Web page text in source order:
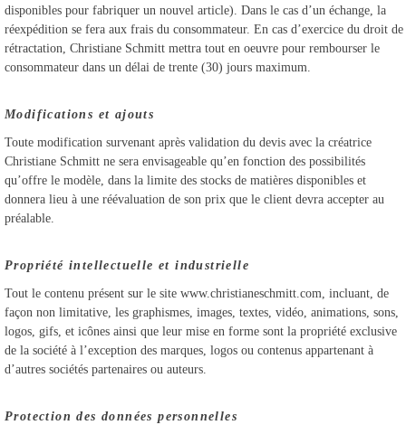
disponibles pour fabriquer un nouvel article). Dans le cas d’un échange, la
réexpédition se fera aux frais du consommateur. En cas d’exercice du droit de
rétractation, Christiane Schmitt mettra tout en oeuvre pour rembourser le
consommateur dans un délai de trente (30) jours maximum.
Modifications et ajouts
Toute modification survenant après validation du devis avec la créatrice
Christiane Schmitt ne sera envisageable qu’en fonction des possibilités
qu’offre le modèle, dans la limite des stocks de matières disponibles et
donnera lieu à une réévaluation de son prix que le client devra accepter au
préalable.
Propriété intellectuelle et industrielle
Tout le contenu présent sur le site www.christianeschmitt.com, incluant, de
façon non limitative, les graphismes, images, textes, vidéo, animations, sons,
logos, gifs, et icônes ainsi que leur mise en forme sont la propriété exclusive
de la société à l’exception des marques, logos ou contenus appartenant à
d’autres sociétés partenaires ou auteurs.
Protection des données personnelles